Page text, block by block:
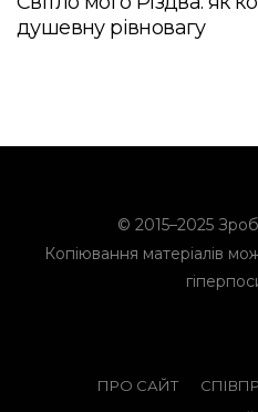
душевну рівновагу
© 2015–2025
Копіювання матеріалів
ПРО САЙТ